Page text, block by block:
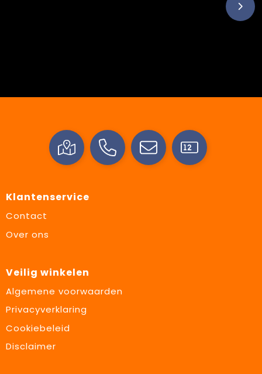
Klantenservice
Contact
Over ons
Veilig winkelen
Algemene voorwaarden
Privacyverklaring
Cookiebeleid
Disclaimer